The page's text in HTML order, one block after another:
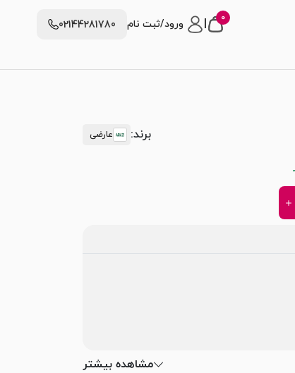
0 ورود/ثبت نام 02144281780
برند: عارضی
مشاهده بیشتر